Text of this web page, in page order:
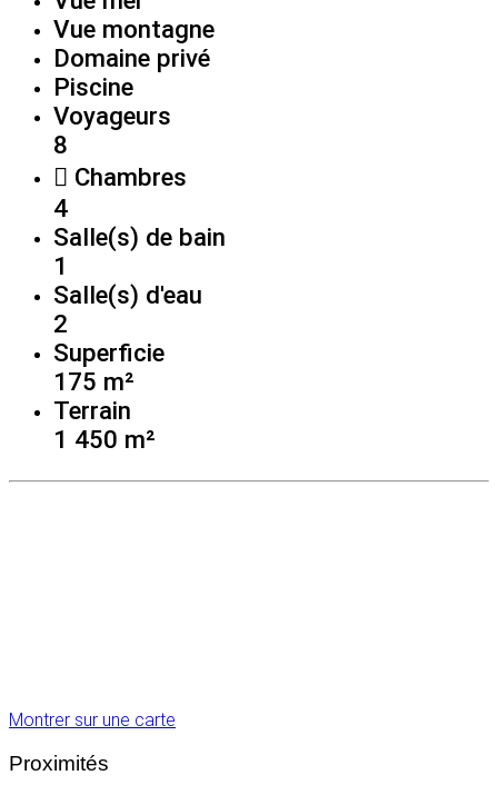
Vue montagne
Domaine privé
Piscine
Voyageurs
8
Chambres
4
Salle(s) de bain
1
Salle(s) d'eau
2
Superficie
175 m²
Terrain
1 450 m²
Montrer sur une carte
Proximités